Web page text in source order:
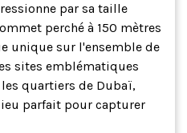
par sa taille
perché à 150 mètres
unique sur l'ensemble de
sites emblématiques
quartiers de Dubaï,
parfait pour capturer